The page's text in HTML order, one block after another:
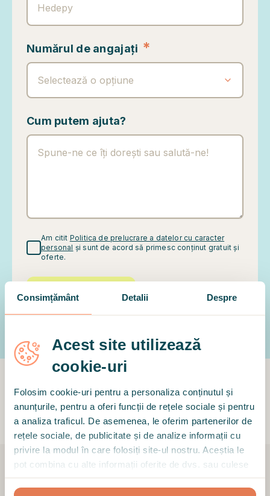
Consimțământ Detalii Despre
Acest site utilizează
cookie-uri
Folosim cookie-uri pentru a personaliza conținutul și
anunțurile, pentru a oferi funcții de rețele sociale și pentru
a analiza traficul. De asemenea, le oferim partenerilor de
rețele sociale, de publicitate și de analize informații cu
privire la modul în care folosiți site-ul nostru. Aceștia le
pot combina cu alte informații oferite de dvs. sau culese
Numărul de angajați *
Selectează o opțiune
Cum putem ajuta?
Am citit Politica de prelucrare a datelor cu caracter
personal și sunt de acord să primesc conținut gratuit și
oferte.
HAI SĂ DISCUTĂM
Alegerea a peste 200 de companii din întreaga lume
De ce specialiștii de HR aleg